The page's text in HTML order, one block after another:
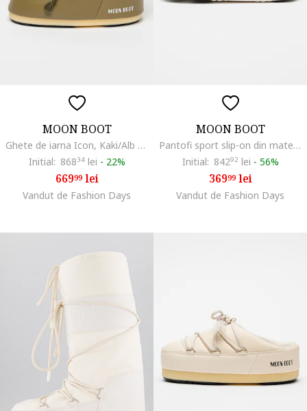
MOON BOOT
Ghete de iarna Icon, Kaki/Alb murdar
Initial: 86834lei - 22%
66999lei
Vandut de Fashion Days
MOON BOOT
Pantofi sport slip-on din material rezistent la apa Park Icon, Roz
Initial: 84292 lei - 56%
36999lei
Vandut de Fashion Days